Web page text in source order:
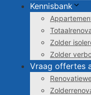
Kennisbank
Zolder
Zolder
Vraag offertes